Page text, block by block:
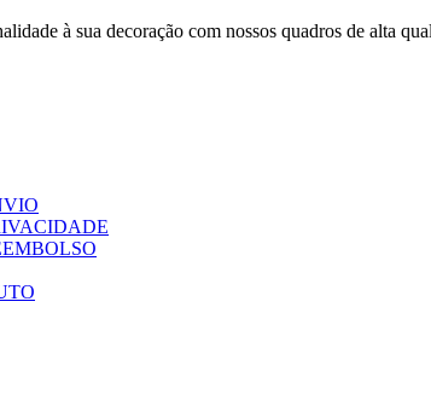
à sua decoração com nossos quadros de alta